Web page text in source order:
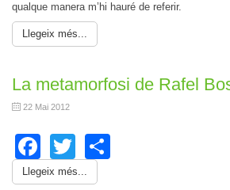
qualque manera m’hi hauré de referir.
Llegeix més...
La metamorfosi de Rafel
22 Mai 2012
Facebook
Twitter
Llegeix més...